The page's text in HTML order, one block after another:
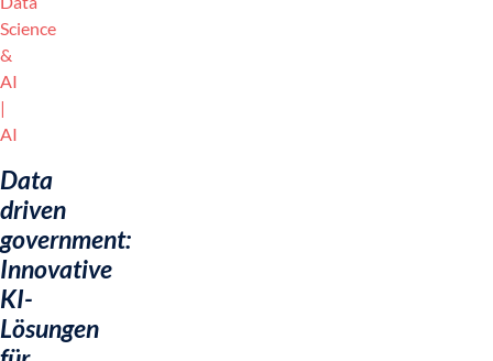
Science
&
AI
AI
Data
driven
government:
Innovative
KI-
Lösungen